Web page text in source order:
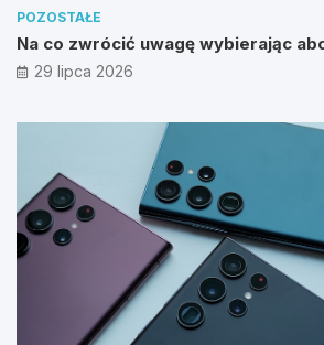
POZOSTAŁE
Na co zwrócić uwagę wybierając
29 lipca 2026